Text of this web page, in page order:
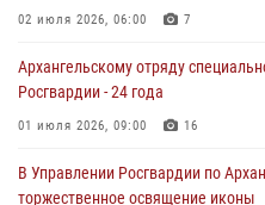
02 июля 2026, 06:00 7
Архангельскому отряду
Росгвардии - 24 года
01 июля 2026, 09:00 16
В Управлении Росгвардии по
торжественное освящение иконы